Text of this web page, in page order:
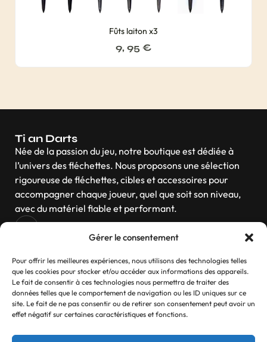
Gérer le consentement
Pour offrir les meilleures expériences, nous utilisons des technologies telles
que les cookies pour stocker et/ou accéder aux informations des appareils.
Le fait de consentir à ces technologies nous permettra de traiter des
données telles que le comportement de navigation ou les ID uniques sur ce
site. Le fait de ne pas consentir ou de retirer son consentement peut avoir un
effet négatif sur certaines caractéristiques et fonctions.
Fûts laiton x3
9, 95 €
Ti an Darts
Née de la passion du jeu, notre boutique est dédiée à
l’univers des fléchettes. Nous proposons une sélection
rigoureuse de fléchettes, cibles et accessoires pour
accompagner chaque joueur, quel que soit son niveau,
avec du matériel fiable et performant.
Navigation
Contactez-nous